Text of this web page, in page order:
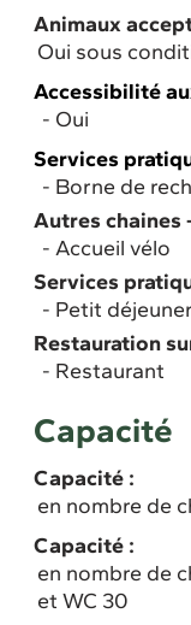
Animaux
Oui sous
Accessibilité
Oui
Services
Borne de
Autres chaines
Accueil vélo
Services
Petit
Restauration
Restaurant
Capacité
Capacité :
en nombre de
Capacité :
en nombre de
et WC 30